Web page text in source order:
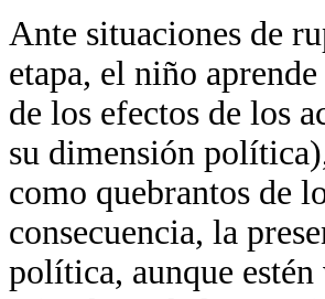
Ante situaciones de
etapa, el niño
de los efectos de los
su dimensión
como quebrantos de
consecuencia, la
política, aunque